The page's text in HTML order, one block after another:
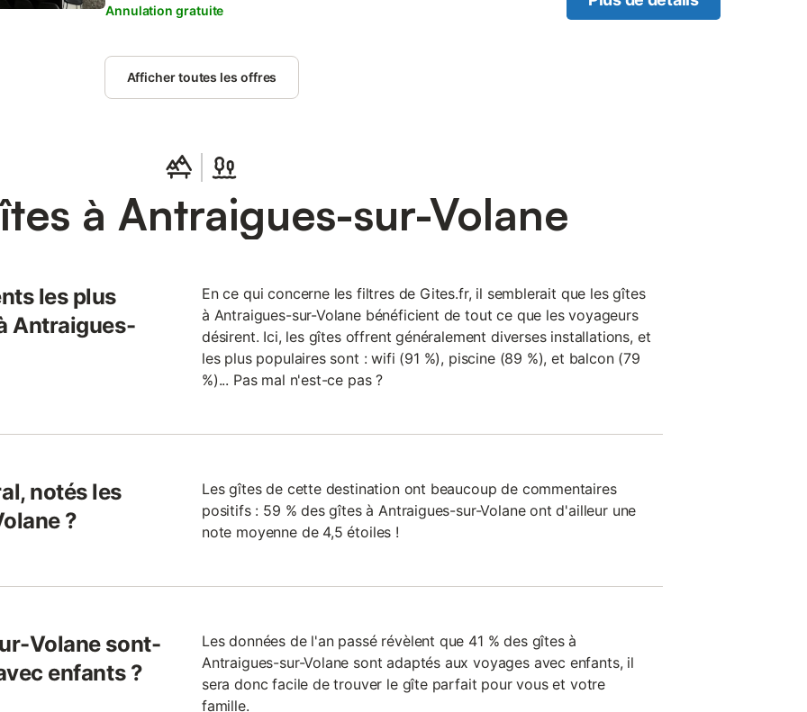
Annulation gratuite
Afficher toutes les offres
à Antraigues-sur-Volane
les plus
Antraigues-
En ce qui concerne les filtres de Gites.fr, il semblerait que les gîtes
à Antraigues-sur-Volane bénéficient de tout ce que les voyageurs
désirent. Ici, les gîtes offrent généralement diverses installations, et
les plus populaires sont : wifi (91 %), piscine (89 %), et balcon (79
%)... Pas mal n'est-ce pas ?
notés les
?
Les gîtes de cette destination ont beaucoup de commentaires
positifs : 59 % des gîtes à Antraigues-sur-Volane ont d'ailleur une
note moyenne de 4,5 étoiles !
Volane sont-
enfants ?
Les données de l'an passé révèlent que 41 % des gîtes à
Antraigues-sur-Volane sont adaptés aux voyages avec enfants, il
sera donc facile de trouver le gîte parfait pour vous et votre
famille.